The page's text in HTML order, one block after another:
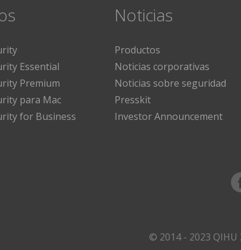
Essential
Premium
para Mac
for Business
Noticias
Productos
Noticias corporativas
Noticias sobre seguridad
Presskit
Investor Announcement
© 2014 - 2023 QIHU